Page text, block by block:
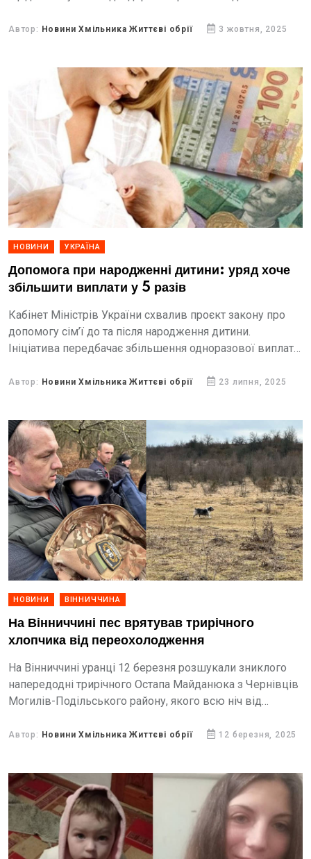
Автор: Новини Хмільника Життєві обрії 3 жовтня, 2025
НОВИНИ УКРАЇНА
Допомога при народженні дитини: уряд хоче
збільшити виплати у 5 разів
Кабінет Міністрів України схвалив проєкт закону про
допомогу сім’ї до та після народження дитини.
Ініціатива передбачає збільшення одноразової виплати
Які новації пропонує держава,...
Автор: Новини Хмільника Життєві обрії 23 липня, 2025
НОВИНИ ВІННИЧЧИНА
На Вінниччині пес врятував трирічного
хлопчика від переохолодження
На Вінниччині уранці 12 березня розшукали зниклого
напередодні трирічного Остапа Майданюка з Чернівців
Могилів-Подільського району, якого всю ніч від
Автор: Новини Хмільника Життєві обрії 12 березня, 2025